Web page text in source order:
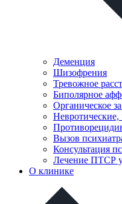
Деменция
Шизофрения
Тревожное
Биполярное
Органическое
Невротические,
Вызов
Консультация
Лечение ПТСР
О клинике